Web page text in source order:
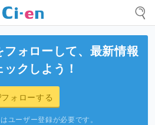
フォローして、最新情報
ックしよう！
フォローする
ユーザー登録が必要です。